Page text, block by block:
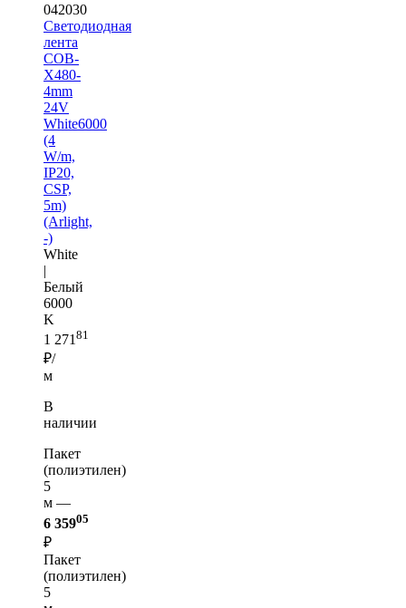
042030
Светодиодная
лента
COB-
X480-
4mm
24V
White6000
(4
W/m,
IP20,
CSP,
5m)
(Arlight,
-)
White
|
Белый
6000
K
1 271 81
₽/
м
В
наличии
Пакет
(полиэтилен)
5
м —
6 35905
₽
Пакет
(полиэтилен)
5